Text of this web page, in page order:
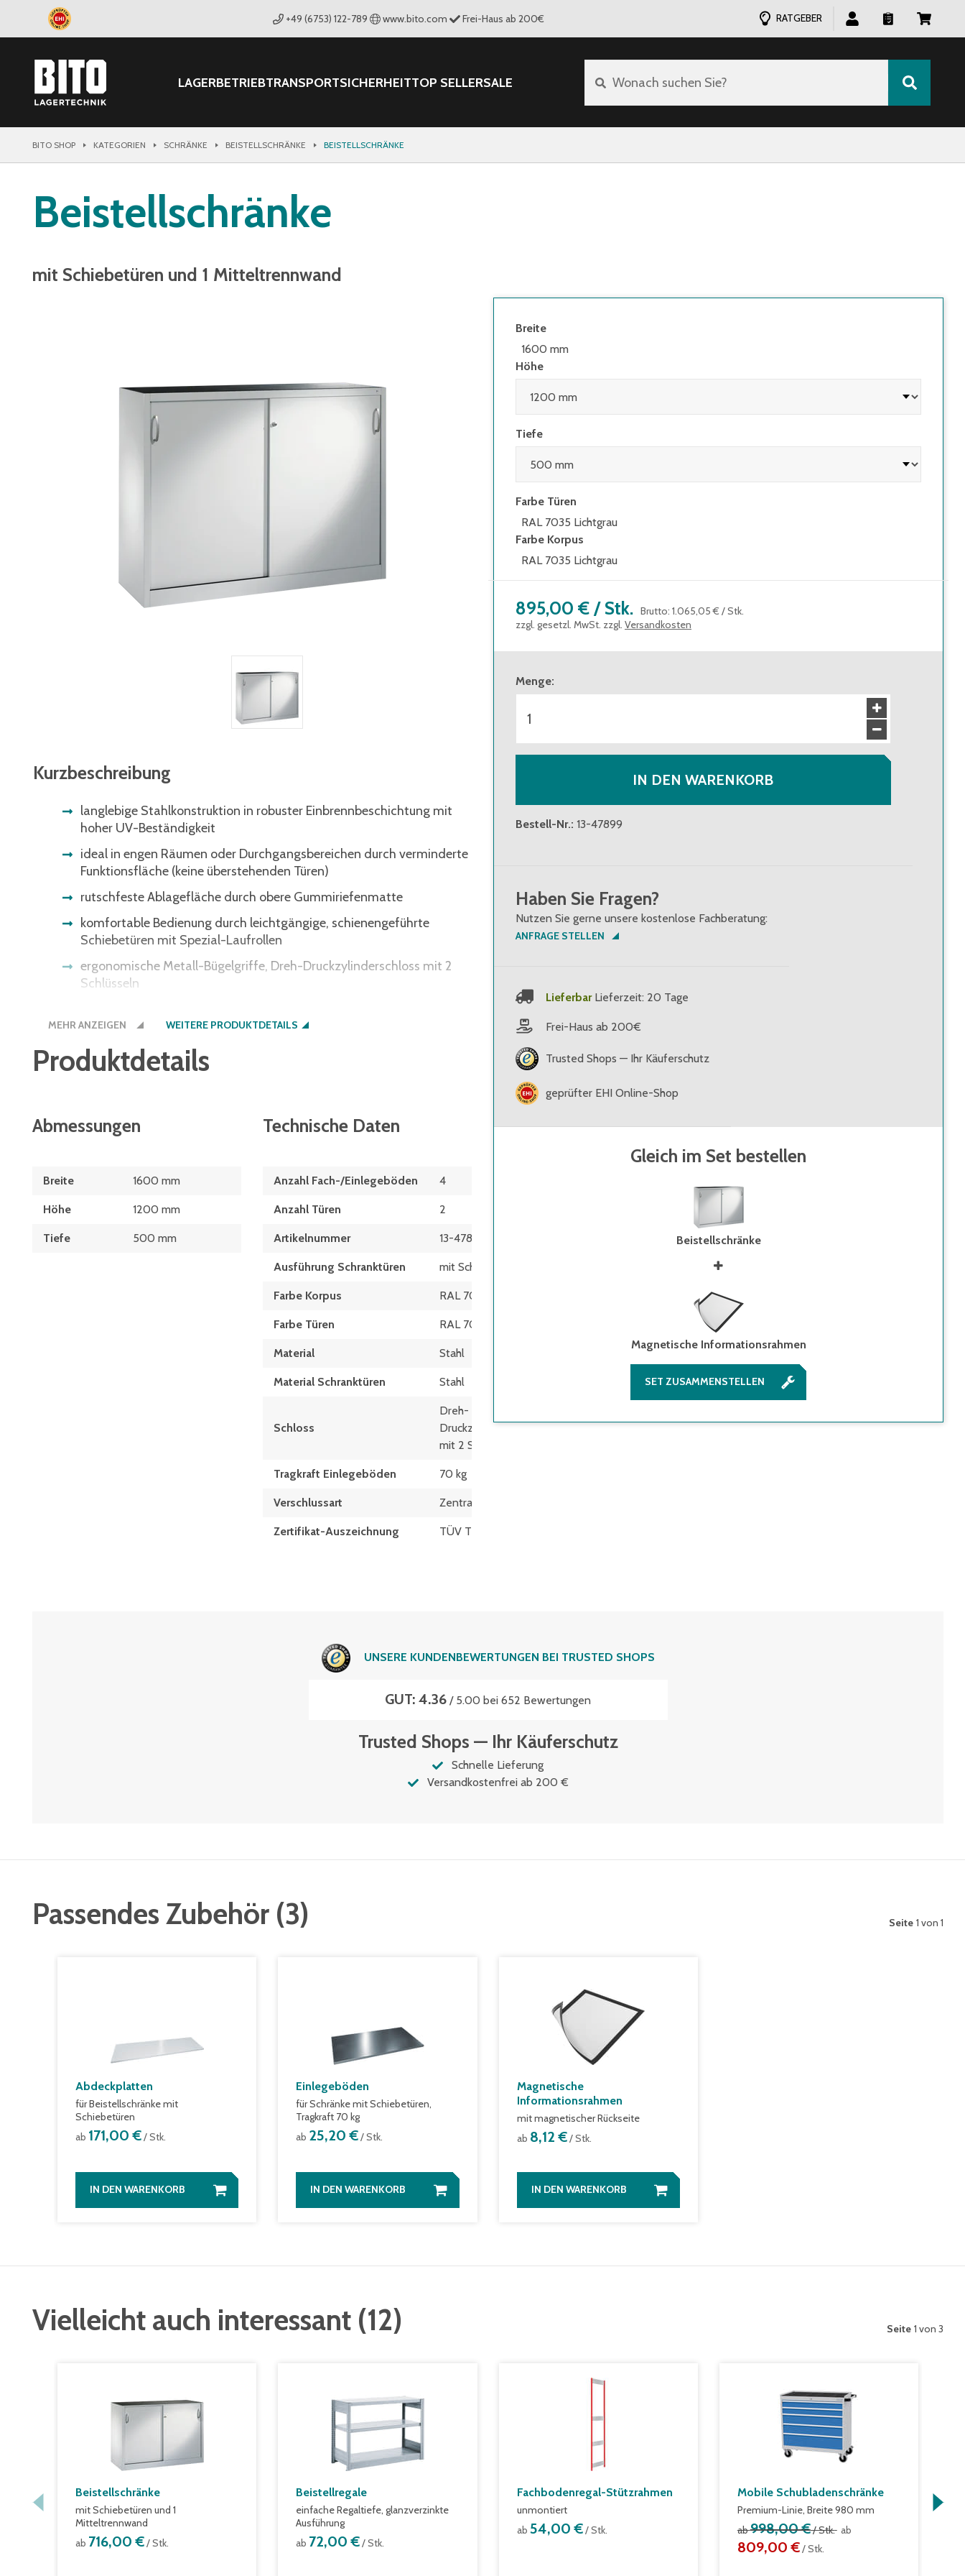
+49 (6753) 122-789 www.bito.com Frei-Haus ab 200€ RATGEBER
LAGERBETRIEBTRANSPORTSICHERHEITTOP SELLERSALE Wonach suchen Sie?
BITO SHOP KATEGORIEN SCHRÄNKE BEISTELLSCHRÄNKE BEISTELLSCHRÄNKE
Beistellschränke
mit Schiebetüren und 1 Mitteltrennwand
Kurzbeschreibung
langlebige Stahlkonstruktion in robuster Einbrennbeschichtung mit
hoher UV-Beständigkeit
ideal in engen Räumen oder Durchgangsbereichen durch verminderte
Funktionsfläche (keine überstehenden Türen)
rutschfeste Ablagefläche durch obere Gummiriefenmatte
komfortable Bedienung durch leichtgängige, schienengeführte
Schiebetüren mit Spezial-Laufrollen
ergonomische Metall-Bügelgriffe, Dreh-Druckzylinderschloss mit 2
Schlüsseln
Raster
Schrank- und Fußbodenschutz durch integrierte Kunststoffgleiter
MEHR ANZEIGEN WEITERE PRODUKTDETAILS
Produktdetails
Abmessungen
Breite 1600 mm
Höhe 1200 mm
Tiefe 500 mm
Technische Daten
Anzahl Fach-/Einlegeböden 4
Anzahl Türen 2
Artikelnummer 13-47899
Ausführung Schranktüren mit Schiebetüren
Farbe Korpus RAL 7035 Lichtgrau
Farbe Türen RAL 7035 Lichtgrau
Material Stahl
Material Schranktüren Stahl
Schloss
Dreh-
Druckzylinderschloss
mit 2 Schlüsseln
Tragkraft Einlegeböden 70 kg
Verschlussart Zentralverschluss
Zertifikat-Auszeichnung TÜV Thüringen
Breite
1600 mm
Höhe
Tiefe
Farbe Türen
RAL 7035 Lichtgrau
Farbe Korpus
RAL 7035 Lichtgrau
895,00 € / Stk. Brutto: 1.065,05 € /Stk.
zzgl. gesetzl. MwSt. zzgl. Versandkosten
Menge:
IN DEN WARENKORB
Bestell-Nr.: 13-47899
Haben Sie Fragen?
Nutzen Sie gerne unsere kostenlose Fachberatung:
ANFRAGE STELLEN
Lieferbar Lieferzeit: 20 Tage
Frei-Haus ab 200€
Trusted Shops — Ihr Käuferschutz
geprüfter EHI Online-Shop
Gleich im Set bestellen
Beistellschränke
Magnetische Informationsrahmen
SET ZUSAMMENSTELLEN
UNSERE KUNDENBEWERTUNGEN BEI TRUSTED SHOPS
GUT: 4.36 / 5.00 bei 652 Bewertungen
Trusted Shops — Ihr Käuferschutz
Schnelle Lieferung
Versandkostenfrei ab 200 €
Passendes Zubehör (3) Seite 1 von 1
Abdeckplatten
für Beistellschränke mit
Schiebetüren
ab 171,00 €/ Stk.
IN DEN WARENKORB
Einlegeböden
für Schränke mit Schiebetüren,
Tragkraft 70 kg
ab 25,20 €/ Stk.
IN DEN WARENKORB
Magnetische
Informationsrahmen
mit magnetischer Rückseite
ab 8,12 €/ Stk.
IN DEN WARENKORB
Vielleicht auch interessant (12) Seite 1 von 3
Beistellschränke
mit Schiebetüren und 1
Mitteltrennwand
ab 716,00 €/ Stk.
Beistellregale
einfache Regaltiefe, glanzverzinkte
Ausführung
ab 72,00 €/ Stk.
Fachbodenregal-Stützrahmen
unmontiert
ab 54,00 €/ Stk.
Mobile Schubladenschränke
Premium-Linie, Breite 980 mm
ab998,00 €/ Stk. ab
809,00 €/ Stk.